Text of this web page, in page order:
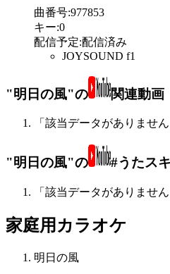
曲番号:977853
キー:0
配信予定:配信済み
JOYSOUND f1
"明日の風"の 関連動画
「該当データがありません
"明日の風"の #うたス
「該当データがありません
家庭用カラオケ
明日の風